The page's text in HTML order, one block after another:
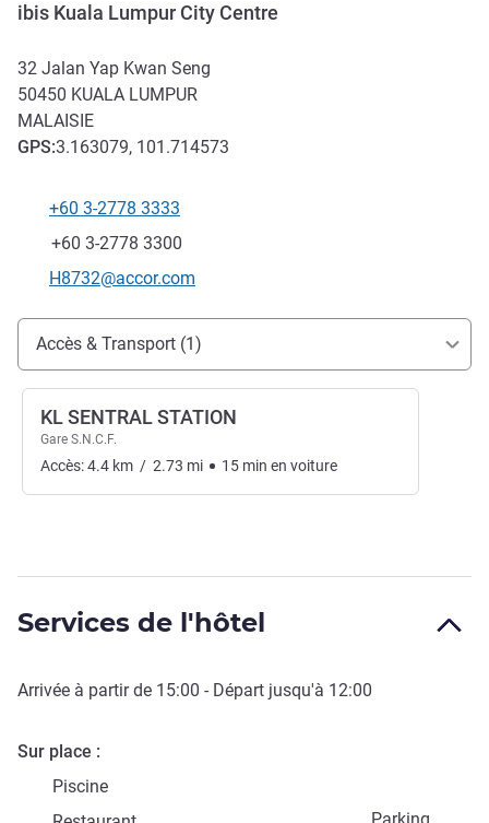
ibis Kuala Lumpur City Centre
32 Jalan Yap Kwan Seng
50450 KUALA LUMPUR
MALAISIE
GPS:3.163079, 101.714573
Téléphone
+60 3-2778 3333
Fax
+60 3-2778 3300
Email de contact
H8732@accor.com
Accès et transports
Accès & Transport (1)
KL SENTRAL STATION
Gare S.N.C.F.
Accès:4.4 km / 2.73 mi 15 min en voiture
Services de l'hôtel
Arrivée à partir de 15:00 - Départ jusqu'à 12:00
Sur place
Piscine